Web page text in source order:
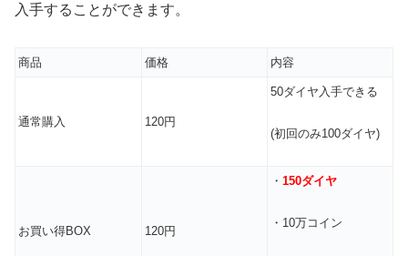
入手することができます。
商品 価格 内容
通常購入 120円
50ダイヤ入手できる
(初回のみ100ダイヤ)
お買い得BOX 120円
・ 150ダイヤ
・10万コイン